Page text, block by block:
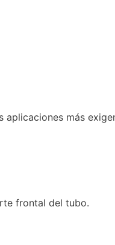
más
frontal del tubo.